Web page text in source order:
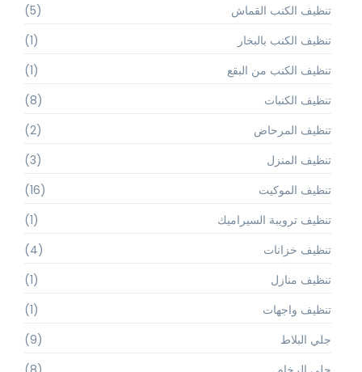
تنظيف الكنب القماش
(5)
تنظيف الكنب بالبخار
(1)
تنظيف الكنب من البقع
(1)
تنظيف الكنبات
(8)
تنظيف المرحاض
(2)
تنظيف المنزل
(3)
تنظيف الموكيت
(16)
تنظيف ترويبة السيراميك
(1)
تنظيف خزانات
(4)
تنظيف منازل
(1)
تنظيف واجهات
(1)
جلي البلاط
(9)